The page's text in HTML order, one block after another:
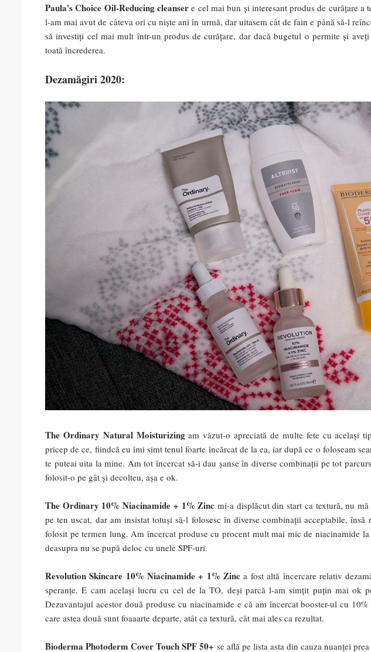
Paula's Choice Oil-Reducing cleansere cel mai bun și interesant produs de curățare a
l-am mai avut de câteva ori cu niște ani în urmă, dar uitasem cât de fain e până să-l
să investiți cel mai mult într-un produs de curățare, dar dacă bugetul o permite și
toată încrederea.
Dezamăgiri 2020:
The Ordinary Natural Moisturizingam văzut-o apreciată de multe fete cu același
pricep de ce, fiindcă eu îmi simt tenul foarte încărcat de la ea, iar după ce o foloseam
te puteai uita la mine. Am tot încercat să-i dau șanse în diverse combinații pe tot
folosit-o pe gât și decolteu, așa e ok.
The Ordinary 10% Niacinamide + 1% Zinc mi-a displăcut din start ca textură, nu
pe ten uscat, dar am insistat totuși să-l folosesc în diverse combinații acceptabile,
folosit pe termen lung. Am încercat produse cu procent mult mai mic de niacinamide
deasupra nu se pupă deloc cu unele SPF-uri.
Revolution Skincare 10% Niacinamide + 1% Zinc a fost altă încercare relativ
speranțe. E cam același lucru cu cel de la TO, deși parcă l-am simțit puțin mai ok
Dezavantajul acestor două produse cu niacinamide e că am încercat booster-ul cu
care astea două sunt foaaarte departe, atât ca textură, cât mai ales ca rezultat.
Bioderma Photoderm Cover Touch SPF 50+ se află pe lista asta din cauza nuanței